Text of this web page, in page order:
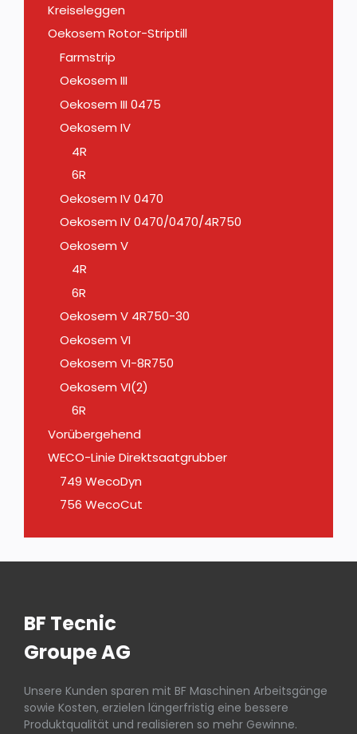
Kreiseleggen
Oekosem Rotor-Striptill
Farmstrip
Oekosem III
Oekosem III 0475
Oekosem IV
4R
6R
Oekosem IV 0470
Oekosem IV 0470/0470/4R750
Oekosem V
4R
6R
Oekosem V 4R750-30
Oekosem VI
Oekosem VI-8R750
Oekosem VI(2)
6R
Vorübergehend
WECO-Linie Direktsaatgrubber
749 WecoDyn
756 WecoCut
BF Tecnic
Groupe AG
Unsere Kunden sparen mit BF Maschinen Arbeitsgänge
sowie Kosten, erzielen längerfristig eine bessere
Produktqualität und realisieren so mehr Gewinne.